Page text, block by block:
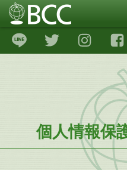
SNS
ストア
個人情報保